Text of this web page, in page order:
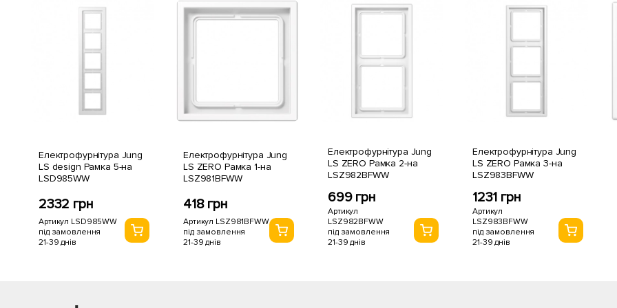
Електрофурнітура Jung
LS design Рамка 5-на
LSD985WW
2332 грн
Артикул LSD985WW
під замовлення
21-39 днів
Електрофурнітура Jung
LS ZERO Рамка 1-на
LSZ981BFWW
418 грн
Артикул LSZ981BFWW
під замовлення
21-39 днів
Електрофурнітура Jung
LS ZERO Рамка 2-на
LSZ982BFWW
699 грн
Артикул
LSZ982BFWW
під замовлення
21-39 днів
Електрофурнітура Jung
LS ZERO Рамка 3-на
LSZ983BFWW
1231 грн
Артикул
LSZ983BFWW
під замовлення
21-39 днів